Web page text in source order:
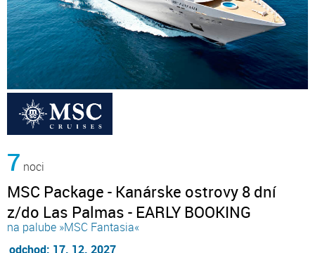
7 noci
MSC Package - Kanárske ostrovy 8 dní
z/do Las Palmas - EARLY BOOKING
na palube »MSC Fantasia«
odchod: 17. 12. 2027